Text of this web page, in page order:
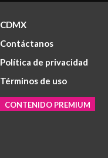
CDMX
Contáctanos
Política de privacidad
Términos de uso
CONTENIDO PREMIUM